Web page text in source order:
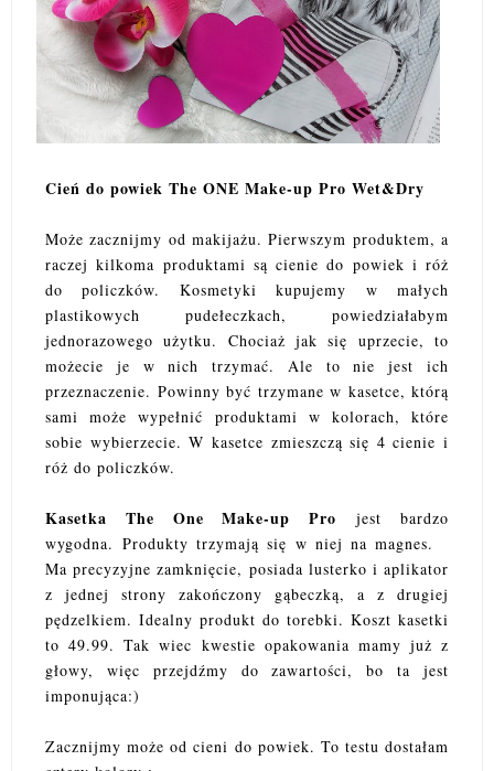
Cień do powiek The ONE Make-up Pro Wet&Dry
Może zacznijmy od makijażu. Pierwszym produktem, a
raczej kilkoma produktami są cienie do powiek i róż
do policzków. Kosmetyki kupujemy w małych
plastikowych pudełeczkach, powiedziałabym
jednorazowego użytku. Chociaż jak się uprzecie, to
możecie je w nich trzymać. Ale to nie jest ich
przeznaczenie. Powinny być trzymane w kasetce, którą
sami może wypełnić produktami w kolorach, które
sobie wybierzecie. W kasetce zmieszczą się 4 cienie i
róż do policzków.
Kasetka The One Make-up Projest bardzo
wygodna.Produkty trzymają się w niej na magnes.
Ma precyzyjne zamknięcie, posiada lusterko i aplikator
z jednej strony zakończony gąbeczką, a z drugiej
pędzelkiem. Idealny produkt do torebki. Koszt kasetki
to 49.99. Tak wiec kwestie opakowania mamy już z
głowy, więc przejdźmy do zawartości, bo ta jest
imponująca:)
Zacznijmy może od cieni do powiek. To testu dostałam